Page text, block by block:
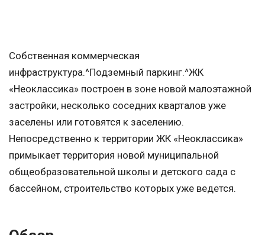
Собственная коммерческая
инфраструктура.^Подземный паркинг.^ЖК
«Неоклассика» построен в зоне новой малоэтажной
застройки, несколько соседних кварталов уже
заселены или готовятся к заселению.
Непосредственно к территории ЖК «Неоклассика»
примыкает территория новой муниципальной
общеобразовательной школы и детского сада с
бассейном, строительство которых уже ведется.